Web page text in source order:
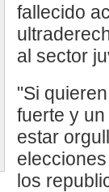
fallecido
al sector
"Si
fuerte y
estar
los